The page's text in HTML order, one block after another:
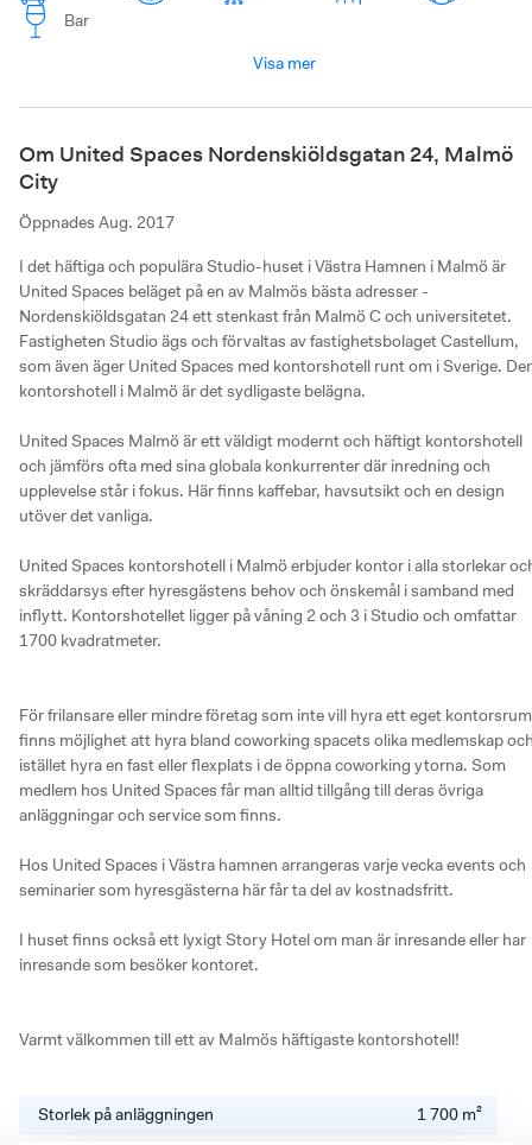
Bar
Visa mer
Om United Spaces Nordenskiöldsgatan 24, Malmö
City
Öppnades Aug. 2017
I det häftiga och populära Studio-huset i Västra Hamnen i Malmö är
United Spaces beläget på en av Malmös bästa adresser -
Nordenskiöldsgatan 24 ett stenkast från Malmö C och universitetet.
Fastigheten Studio ägs och förvaltas av fastighetsbolaget Castellum,
som även äger United Spaces med kontorshotell runt om i Sverige.
kontorshotell i Malmö är det sydligaste belägna.
United Spaces Malmö är ett väldigt modernt och häftigt kontorshotell
och jämförs ofta med sina globala konkurrenter där inredning och
upplevelse står i fokus. Här finns kaffebar, havsutsikt och en design
utöver det vanliga.
United Spaces kontorshotell i Malmö erbjuder kontor i alla storlekar
skräddarsys efter hyresgästens behov och önskemål i samband med
inflytt. Kontorshotellet ligger på våning 2 och 3 i Studio och omfattar
1700 kvadratmeter.
För frilansare eller mindre företag som inte vill hyra ett eget kontorsrum
finns möjlighet att hyra bland coworking spacets olika medlemskap
istället hyra en fast eller flexplats i de öppna coworking ytorna. Som
medlem hos United Spaces får man alltid tillgång till deras övriga
anläggningar och service som finns.
Hos United Spaces i Västra hamnen arrangeras varje vecka events och
seminarier som hyresgästerna här får ta del av kostnadsfritt.
I huset finns också ett lyxigt Story Hotel om man är inresande eller har
inresande som besöker kontoret.
Varmt välkommen till ett av Malmös häftigaste kontorshotell!
Storlek på anläggningen
1 700 m²